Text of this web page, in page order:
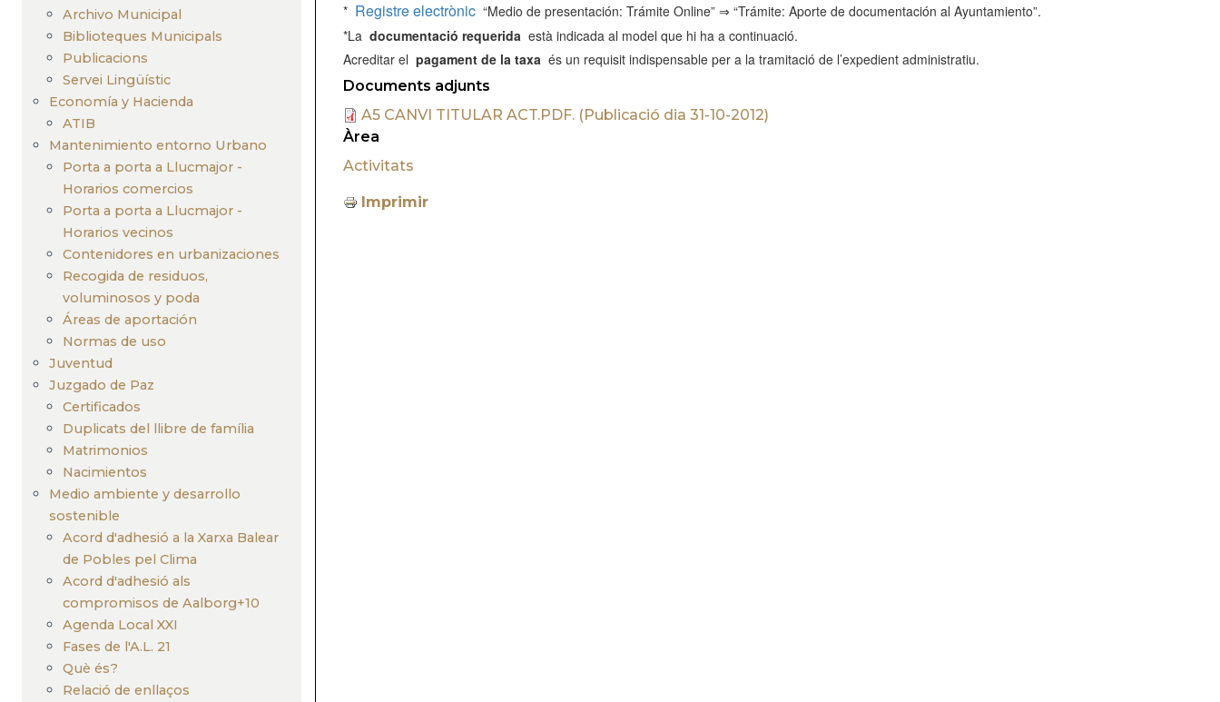
navegación
Archivo Municipal
Biblioteques Municipals
Publicacions
Servei Lingüístic
Economía y Hacienda
ATIB
Mantenimiento entorno Urbano
Porta a porta a Llucmajor -
Horarios comercios
Porta a porta a Llucmajor -
Horarios vecinos
Contenidores en urbanizaciones
Recogida de residuos,
voluminosos y poda
Áreas de aportación
Normas de uso
Juventud
Juzgado de Paz
Certificados
Duplicats del llibre de família
Matrimonios
Nacimientos
Medio ambiente y desarrollo
sostenible
Acord d'adhesió a la Xarxa Balear
de Pobles pel Clima
Acord d'adhesió als
compromisos de Aalborg+10
Agenda Local XXI
Fases de l'A.L. 21
Què és?
Relació de enllaços
* Registre electrònic “Medio de presentación: Trámite Online” ⇒ “Trámite: Aporte de documentación al Ayuntamiento”.
*La documentació requerida està indicada al model que hi ha a continuació.
Acreditar el pagament de la taxa és un requisit indispensable per a la tramitació de l’expedient administratiu.
Documents adjunts
A5 CANVI TITULAR ACT.PDF. (Publicació dia 31-10-2012)
Àrea
Activitats
Imprimir